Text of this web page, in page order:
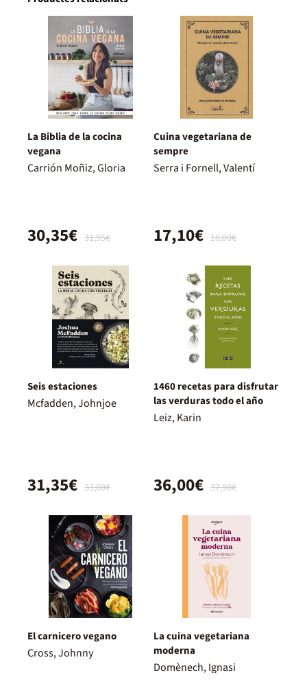
La Biblia de la cocina
vegana
Carrión Moñiz, Gloria
31,95€
30,35€
Cuina vegetariana de
sempre
Serra i Fornell, Valentí
18,00€
17,10€
Seis estaciones
Mcfadden, Johnjoe
33,00€
31,35€
1460 recetas para disfrutar
las verduras todo el año
Leiz, Karin
37,90€
36,00€
El carnicero vegano
Cross, Johnny
La cuina vegetariana
moderna
Domènech, Ignasi